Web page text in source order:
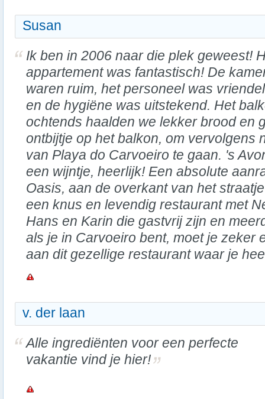
Susan
Ik ben in 2006 naar die plek geweest!
appartement was fantastisch! De
waren ruim, het personeel was
en de hygiëne was uitstekend. Het
ochtends haalden we lekker brood en
ontbijtje op het balkon, om vervolgens
van Playa do Carvoeiro te gaan. 's
een wijntje, heerlijk! Een absolute
Oasis, aan de overkant van het
een knus en levendig restaurant met
Hans en Karin die gastvrij zijn en
als je in Carvoeiro bent, moet je zeker
aan dit gezellige restaurant waar je
v. der laan
Alle ingrediënten voor een perfecte
vakantie vind je hier!